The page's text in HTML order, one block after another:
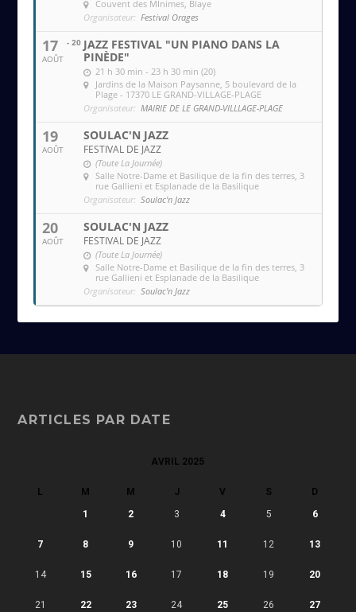
Couvent des MInimes, Blaye
Organisateur: Festival Orages
17
AOÛT
- 20 JAZZ FESTIVAL "UN PIANO DANS LA
PINÈDE"
21 h 30 min - 23 h 30 min (20)
Jardins de la Maison Paysanne, 5 boulevard de la
Plage - 17370 LE GRAND-VILLAGE-PLAGE
Organisateur: MAIRIE DE LE GRAND-VILLLAGE-PLAGE
19
AOÛT
SOULAC'N JAZZ
FESTIVAL DE JAZZ
(Toute La Journée)
Salle Notre-Dame et Basilique de la fin des terres, 3
rue Gallieni et Esplanade de la Basilique
Organisateur: Soulac'n Jazz
20
AOÛT
SOULAC'N JAZZ
FESTIVAL DE JAZZ
(Toute La Journée)
Salle Notre-Dame et Basilique de la fin des terres, 3
rue Gallieni et Esplanade de la Basilique
Organisateur: Soulac'n Jazz
ARTICLES PAR DATE
AVRIL 2025
L M M J V S D
1 2 3 4 5 6
7 8 9 10 11 12 13
14 15 16 17 18 19 20
21 22 23 24 25 26 27